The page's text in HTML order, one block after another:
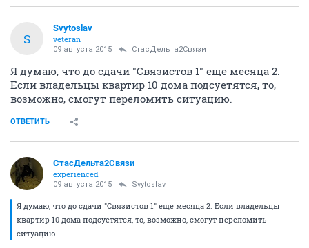
S
Svytoslav
veteran
09 августа 2015 СтасДельта2Связи
Я думаю, что до сдачи "Связистов 1" еще месяца 2.
Если владельцы квартир 10 дома подсуетятся, то,
возможно, смогут переломить ситуацию.
ОТВЕТИТЬ
СтасДельта2Связи
experienced
09 августа 2015 Svytoslav
Я думаю, что до сдачи "Связистов 1" еще месяца 2. Если владельцы
квартир 10 дома подсуетятся, то, возможно, смогут переломить
ситуацию.